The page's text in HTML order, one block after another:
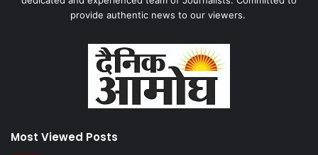
provide authentic news to our viewers.
Most Viewed Posts